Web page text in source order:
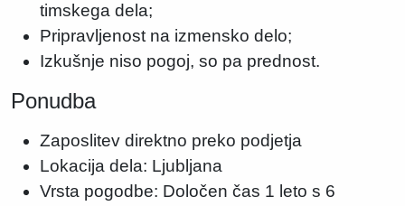
timskega dela;
Pripravljenost na izmensko delo;
Izkušnje niso pogoj, so pa prednost.
Ponudba
Zaposlitev direktno preko podjetja
Lokacija dela: Ljubljana
Vrsta pogodbe: Določen čas 1 leto s 6